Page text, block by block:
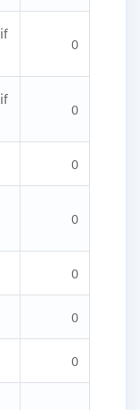
0
0
0
0
0
0
0